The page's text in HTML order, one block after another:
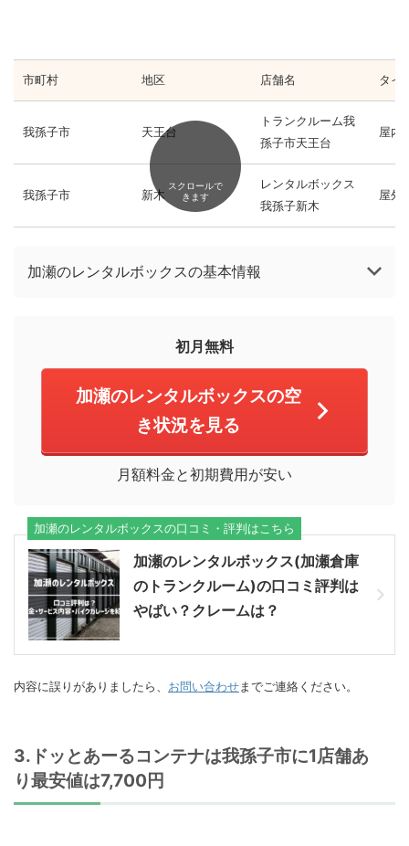
市町村 地区 店舗名 タイ
我孫子市 天王台
トランクルーム我
孫子市天王台
屋内
我孫子市 新木
レンタルボックス
我孫子新木
屋外
スクロールで
きます
加瀬のレンタルボックスの基本情報
初月無料
加瀬のレンタルボックスの空
き状況を見る
月額料金と初期費用が安い
加瀬のレンタルボックス(加瀬倉庫
のトランクルーム)の口コミ評判は
やばい？クレームは？
加瀬のレンタルボックスの口コミ・評判はこちら
内容に誤りがありましたら、 お問い合わせ までご連絡ください。
3.ドッとあーるコンテナは我孫子市に1店舗あ
り最安値は7,700円